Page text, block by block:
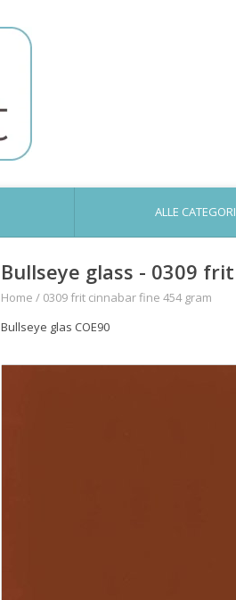
ALLE
Bullseye glass - 0309
Home / 0309 frit cinnabar fine 454 gram
Bullseye glas COE90